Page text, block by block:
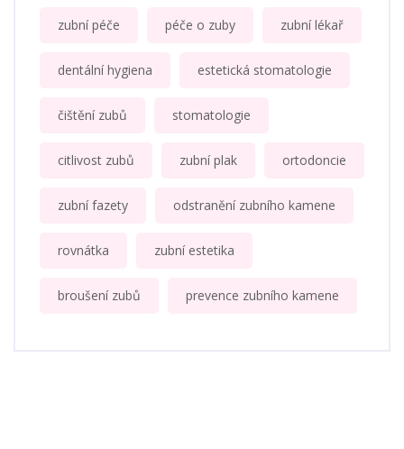
zubní péče péče o zuby zubní lékař
dentální hygiena estetická stomatologie
čištění zubů stomatologie
citlivost zubů zubní plak ortodoncie
zubní fazety odstranění zubního kamene
rovnátka zubní estetika
broušení zubů prevence zubního kamene